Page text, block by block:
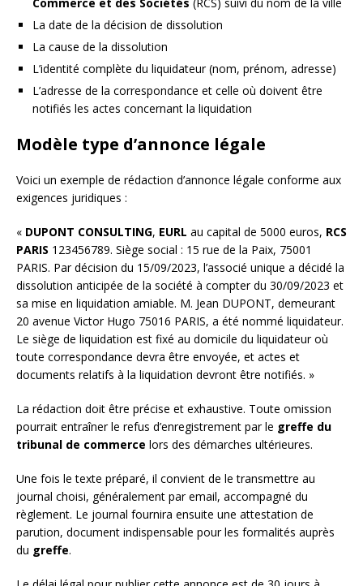
La date de la décision de dissolution
La cause de la dissolution
L’identité complète du liquidateur (nom, prénom, adresse)
L’adresse de la correspondance et celle où doivent être
notifiés les actes concernant la liquidation
Modèle type d’annonce légale
Voici un exemple de rédaction d’annonce légale conforme aux
exigences juridiques :
« DUPONT CONSULTING, EURL au capital de 5000 euros, RCS
PARIS 123456789. Siège social : 15 rue de la Paix, 75001
PARIS. Par décision du 15/09/2023, l’associé unique a décidé la
dissolution anticipée de la société à compter du 30/09/2023 et
sa mise en liquidation amiable. M. Jean DUPONT, demeurant
20 avenue Victor Hugo 75016 PARIS, a été nommé liquidateur.
Le siège de liquidation est fixé au domicile du liquidateur où
toute correspondance devra être envoyée, et actes et
documents relatifs à la liquidation devront être notifiés. »
La rédaction doit être précise et exhaustive. Toute omission
pourrait entraîner le refus d’enregistrement par le greffe du
tribunal de commerce lors des démarches ultérieures.
Une fois le texte préparé, il convient de le transmettre au
journal choisi, généralement par email, accompagné du
règlement. Le journal fournira ensuite une attestation de
parution, document indispensable pour les formalités auprès
du greffe.